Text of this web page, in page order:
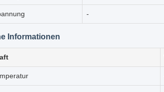
-
Informationen